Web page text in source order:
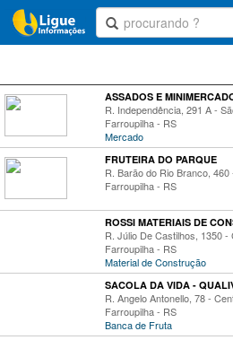
ASSADOS E
R. Independência, 291 A -
Farroupilha - RS
Mercado
FRUTEIRA DO PARQUE
R. Barão do Rio Branco,
Farroupilha - RS
ROSSI MATERIAIS DE
R. Júlio De Castilhos, 1350 -
Farroupilha - RS
Material de Construção
SACOLA DA VIDA -
R. Angelo Antonello, 78 -
Farroupilha - RS
Banca de Fruta